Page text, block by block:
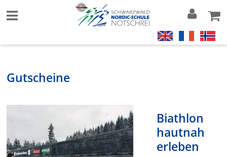
Gutscheine
Biathlon
hautnah
erleben